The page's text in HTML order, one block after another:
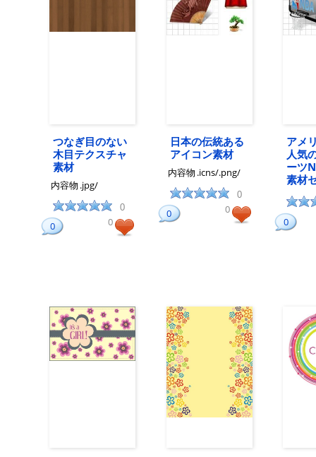
つなぎ目のない
木目テクスチャ
素材
内容物 .jpg/
0
0 0
日本の伝統ある
アイコン素材
内容物 .icns/.png/
0
0 0
アメ
人気
ーツ
素材
0